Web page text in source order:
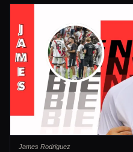
James Rodriguez